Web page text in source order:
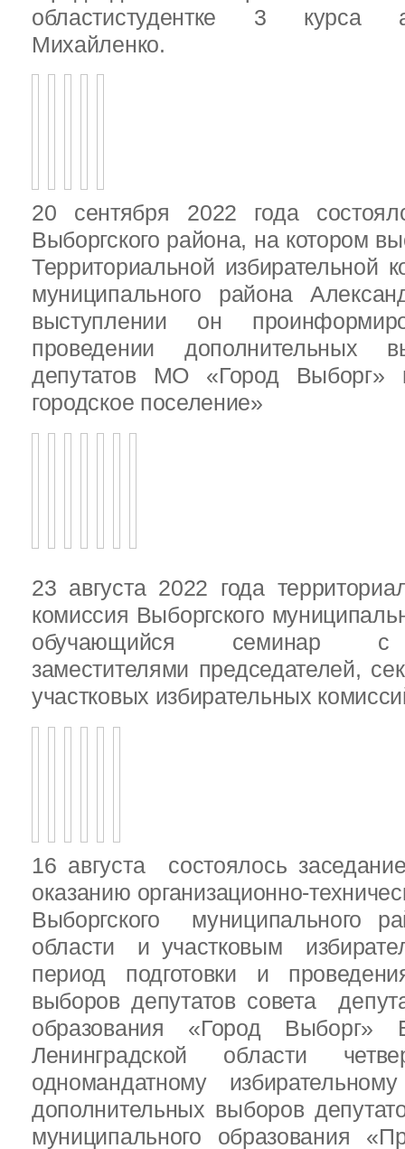
областистудентке 3 курса
Михайленко.
20 сентября 2022 года
Выборгского района, на котором
Территориальной избирательной
муниципального района
выступлении он
проведении дополнительных
депутатов МО «Город
городское поселение»
23 августа 2022 года
комиссия Выборгского
обучающийся семинар с
заместителями председателей,
участковых избирательных
16 августа состоялось
оказанию организационно-
Выборгского муниципального
области и участковым
период подготовки и
выборов депутатов совета
образования «Город Выборг»
Ленинградской области
одномандатному
дополнительных выборов
муниципального образования